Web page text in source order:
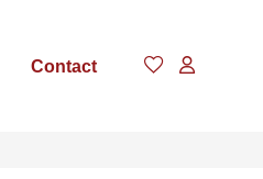
Contact